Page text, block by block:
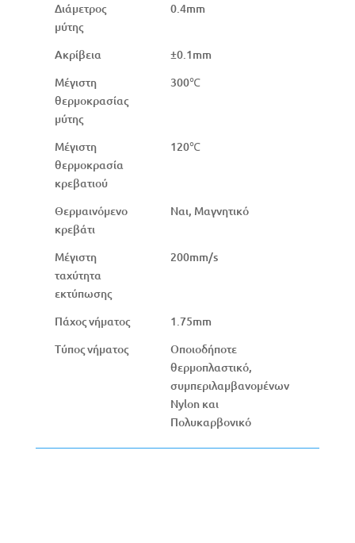
Διάμετρος
μύτης
0.4mm
Ακρίβεια
±0.1mm
Μέγιστη
θερμοκρασίας
μύτης
300℃
Μέγιστη
θερμοκρασία
κρεβατιού
120℃
Θερμαινόμενο
κρεβάτι
Ναι, Μαγνητικό
Μέγιστη
ταχύτητα
εκτύπωσης
200mm/s
Πάχος νήματος
1.75mm
Τύπος νήματος
Οποιοδήποτε
θερμοπλαστικό,
συμπεριλαμβανομένων
Nylon και
Πολυκαρβονικό